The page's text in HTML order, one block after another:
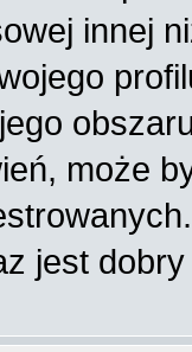
innej
może
jest